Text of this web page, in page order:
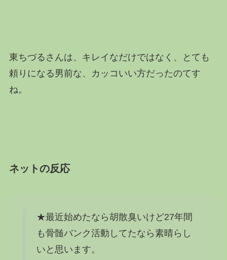
東ちづるさんは、キレイなだけではなく、とても
頼りになる男前な、カッコいい方だったのてす
ね。
ネットの反応
★最近始めたなら胡散臭いけど27年間
も骨髄バンク活動してたなら素晴らし
いと思います。